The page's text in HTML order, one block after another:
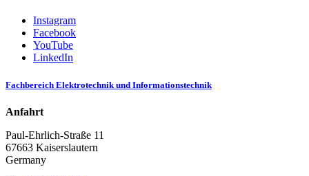
Instagram
Facebook
YouTube
LinkedIn
Fachbereich Elektrotechnik und Informationstechnik
Anfahrt
Paul-Ehrlich-Straße 11
67663 Kaiserslautern
Germany